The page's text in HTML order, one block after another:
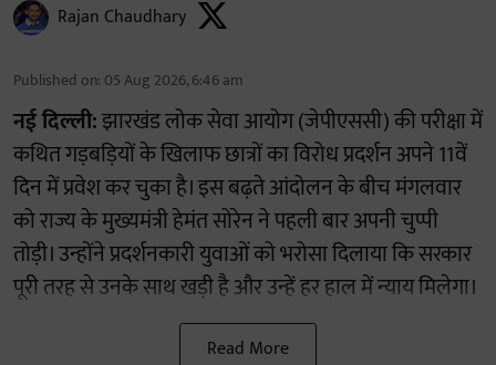
Rajan Chaudhary
Published on: 05 Aug 2026, 6:46 am
नई दिल्ली:झारखंड लोक सेवा आयोग (जेपीएससी) की परीक्षा में
कथित गड़बड़ियों के खिलाफ छात्रों का विरोध प्रदर्शन अपने 11वें
दिन में प्रवेश कर चुका है। इस बढ़ते आंदोलन के बीच मंगलवार
को राज्य के मुख्यमंत्री हेमंत सोरेन ने पहली बार अपनी चुप्पी
तोड़ी। उन्होंने प्रदर्शनकारी युवाओं को भरोसा दिलाया कि सरकार
पूरी तरह से उनके साथ खड़ी है और उन्हें हर हाल में न्याय मिलेगा।
Read More